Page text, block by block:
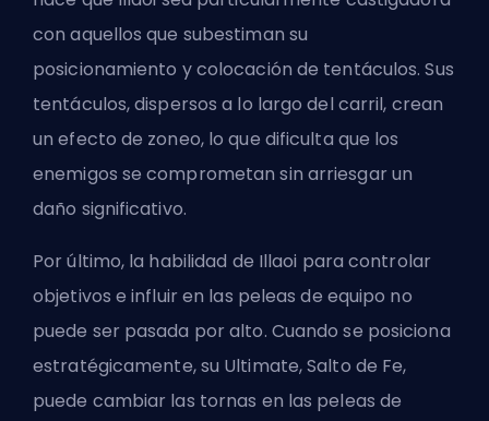
con aquellos que subestiman su
posicionamiento y colocación de tentáculos. Sus
tentáculos, dispersos a lo largo del carril, crean
un efecto de zoneo, lo que dificulta que los
enemigos se comprometan sin arriesgar un
daño significativo.
Por último, la habilidad de Illaoi para controlar
objetivos e influir en las peleas de equipo no
puede ser pasada por alto. Cuando se posiciona
estratégicamente, su Ultimate, Salto de Fe,
puede cambiar las tornas en las peleas de